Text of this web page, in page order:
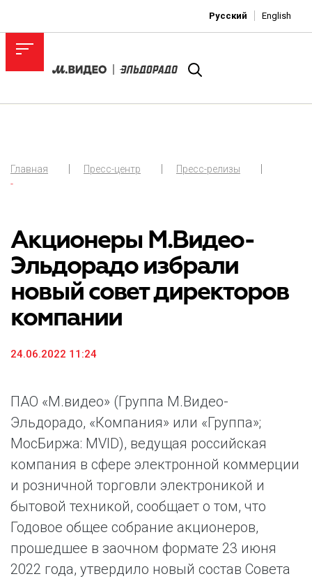
Русский English
Главная Пресс-центр
Пресс-релизы
-
Акционеры М.Видео-
Эльдорадо избрали
новый совет директоров
компании
24.06.2022 11:24
ПАО «М.видео» (Группа М.Видео-
Эльдорадо, «Компания» или «Группа»;
МосБиржа: MVID), ведущая российская
компания в сфере электронной коммерции
и розничной торговли электроникой и
бытовой техникой, сообщает о том, что
Годовое общее собрание акционеров,
прошедшее в заочном формате 23 июня
2022 года, утвердило новый состав Совета